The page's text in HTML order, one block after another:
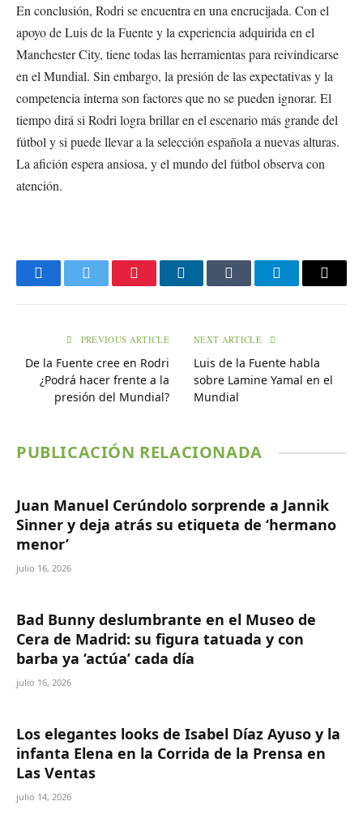
En conclusión, Rodri se encuentra en una encrucijada. Con el
apoyo de Luis de la Fuente y la experiencia adquirida en el
Manchester City, tiene todas las herramientas para reivindicarse
en el Mundial. Sin embargo, la presión de las expectativas y la
competencia interna son factores que no se pueden ignorar. El
tiempo dirá si Rodri logra brillar en el escenario más grande del
fútbol y si puede llevar a la selección española a nuevas alturas.
La afición espera ansiosa, y el mundo del fútbol observa con
atención.
FacebookTwitter PinterestLinkedInTumblr TelegramEmail
PREVIOUS ARTICLE
De la Fuente cree en Rodri
¿Podrá hacer frente a la
presión del Mundial?
NEXT ARTICLE
Luis de la Fuente habla
sobre Lamine Yamal en el
Mundial
PUBLICACIÓN RELACIONADA
Juan Manuel Cerúndolo sorprende a Jannik
Sinner y deja atrás su etiqueta de ‘hermano
menor’
julio 16, 2026
Bad Bunny deslumbrante en el Museo de
Cera de Madrid: su figura tatuada y con
barba ya ‘actúa’ cada día
julio 16, 2026
Los elegantes looks de Isabel Díaz Ayuso y la
infanta Elena en la Corrida de la Prensa en
Las Ventas
julio 14, 2026